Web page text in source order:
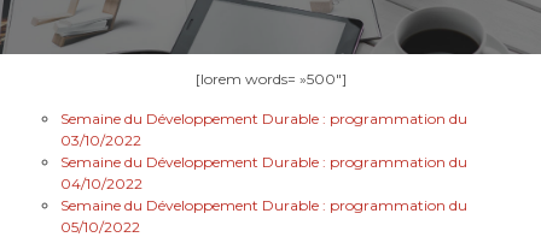
[lorem words= »500″]
Semaine du Développement Durable : programmation du
03/10/2022
Semaine du Développement Durable : programmation du
04/10/2022
Semaine du Développement Durable : programmation du
05/10/2022